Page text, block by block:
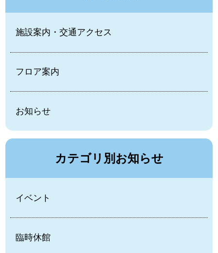
施設案内・交通アクセス
フロア案内
お知らせ
カテゴリ別お知らせ
イベント
臨時休館